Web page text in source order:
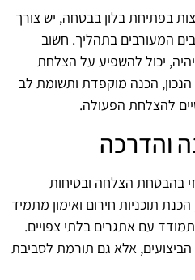
בפתיחת בלון בבטחה, יש צורך
המעורבים בתהליך. חשוב
יכול להשפיע על הצלחת
הכנה מוקפדת ותשומת לב
להצלחת הפעולה.
והדרכה
בהבטחת הצלחה ובטיחות
תוכניות חירום ואימון מתמיד
עם אתגרים בלתי צפויים.
אלא גם תורמת לסביבת